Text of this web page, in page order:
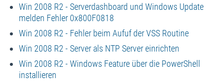
Win 2008 R2 - Serverdashboard und Windows Update
melden Fehler 0x800F0818
Win 2008 R2 - Fehler beim Aufuf der VSS Routine
Win 2008 R2 - Server als NTP Server einrichten
Win 2008 R2 - Windows Feature über die PowerShell
installieren